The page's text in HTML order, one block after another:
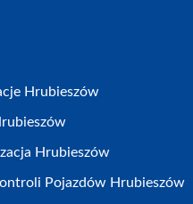
Hrubieszów
Hrubieszów
Pojazdów Hrubieszów